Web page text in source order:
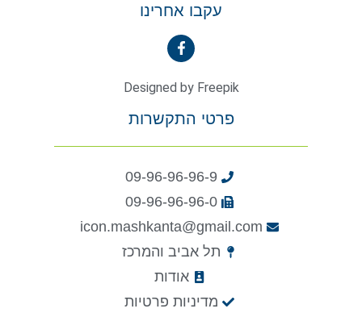
עקבו אחרינו
Designed by Freepik
פרטי התקשרות
09-96-96-96-9
09-96-96-96-0
icon.mashkanta@gmail.com
תל אביב והמרכז
אודות
מדיניות פרטיות